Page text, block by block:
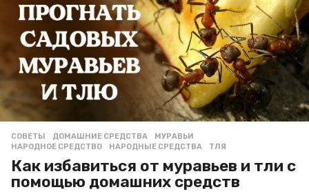
СОВЕТЫ ДОМАШНИЕ СРЕДСТВА ,МУРАВЬИ
НАРОДНОЕ СРЕДСТВО
,НАРОДНЫЕ СРЕДСТВА ,ТЛЯ
Как избавиться от муравьев и тли с
помощью домашних средств